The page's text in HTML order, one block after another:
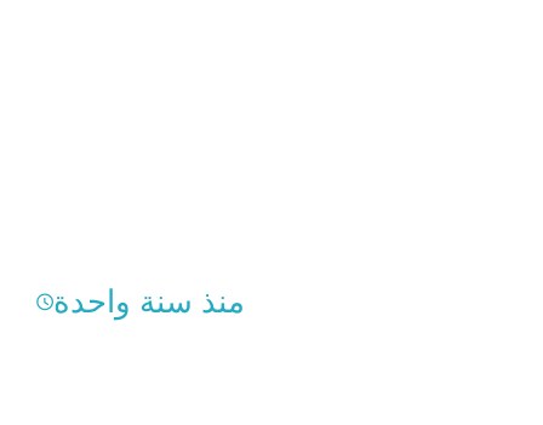
منذ سنة واحدة